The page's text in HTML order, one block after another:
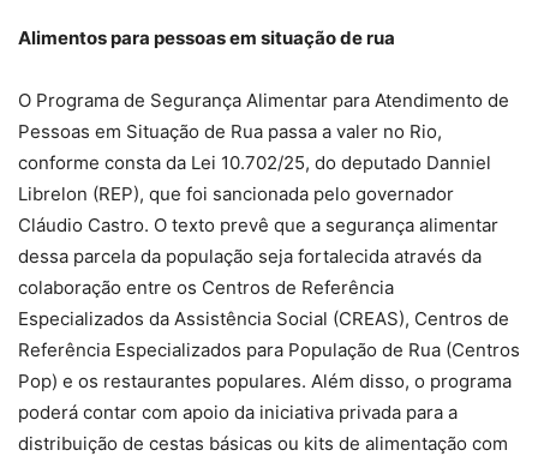
Alimentos para pessoas em situação de rua
O Programa de Segurança Alimentar para Atendimento de
Pessoas em Situação de Rua passa a valer no Rio,
conforme consta da Lei 10.702/25, do deputado Danniel
Librelon (REP), que foi sancionada pelo governador
Cláudio Castro. O texto prevê que a segurança alimentar
dessa parcela da população seja fortalecida através da
colaboração entre os Centros de Referência
Especializados da Assistência Social (CREAS), Centros de
Referência Especializados para População de Rua (Centros
Pop) e os restaurantes populares. Além disso, o programa
poderá contar com apoio da iniciativa privada para a
distribuição de cestas básicas ou kits de alimentação com